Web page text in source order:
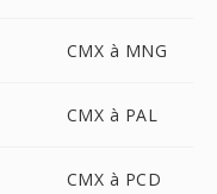
CMX à MNG
CMX à PAL
CMX à PCD